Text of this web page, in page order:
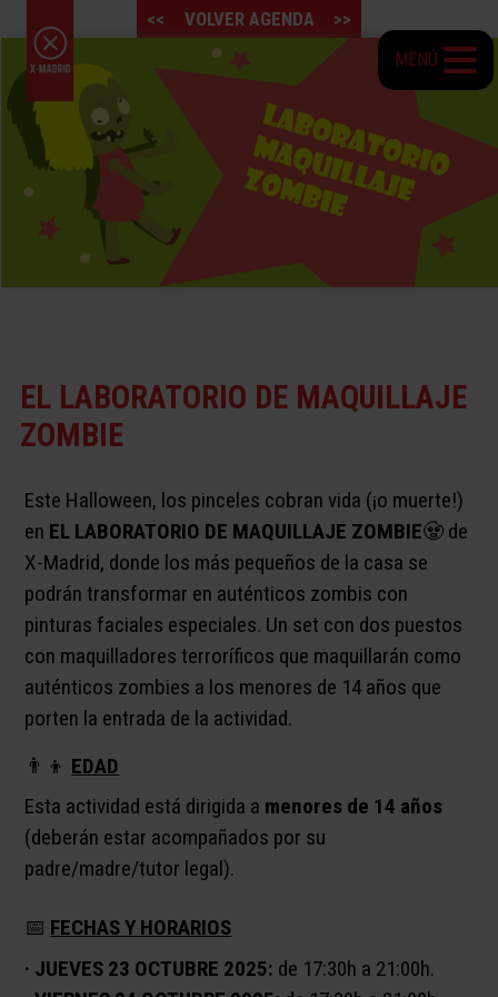
MENÚ
<< VOLVER AGENDA >>
EL LABORATORIO DE MAQUILLAJE
ZOMBIE
Este Halloween, los pinceles cobran vida (¡o muerte!)
en EL LABORATORIO DE MAQUILLAJE ZOMBIE🧟 de
X-Madrid, donde los más pequeños de la casa se
podrán transformar en auténticos zombis con
pinturas faciales especiales. Un set con dos puestos
con maquilladores terroríficos que maquillarán como
auténticos zombies a los menores de 14 años que
porten la entrada de la actividad.
👨‍👦 EDAD
Esta actividad está dirigida a menores de 14 años
(deberán estar acompañados por su
padre/madre/tutor legal).
📅​ FECHAS Y HORARIOS
· JUEVES 23 OCTUBRE 2025: de 17:30h a 21:00h.